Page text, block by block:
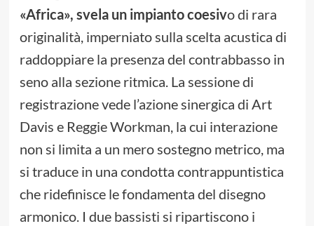
«Africa», svela un impianto coesivo di rara
originalità, imperniato sulla scelta acustica di
raddoppiare la presenza del contrabbasso in
seno alla sezione ritmica. La sessione di
registrazione vede l’azione sinergica di Art
Davis e Reggie Workman, la cui interazione
non si limita a un mero sostegno metrico, ma
si traduce in una condotta contrappuntistica
che ridefinisce le fondamenta del disegno
armonico. I due bassisti si ripartiscono i